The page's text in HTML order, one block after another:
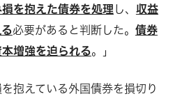
を抱えた債券を処理 し、 収益
必要があると判断した。 債券
増強を迫られる。」
抱えている外国債券を損切り